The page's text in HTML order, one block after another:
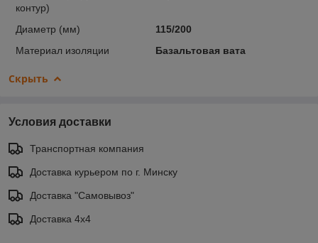
контур)
Диаметр (мм)
115/200
Материал изоляции
Базальтовая вата
Скрыть
Условия доставки
Транспортная компания
Доставка курьером по г. Минску
Доставка "Самовывоз"
Доставка 4х4